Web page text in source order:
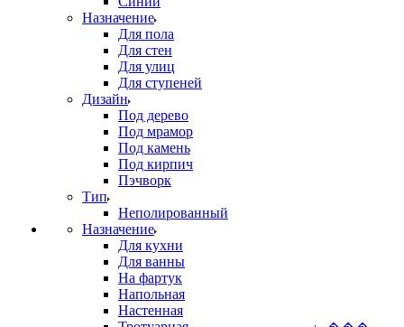
Назначение
Для пола
Для стен
Для улиц
Для ступеней
Дизайн
Под дерево
Под мрамор
Под камень
Под кирпич
Пэчворк
Тип
Неполированный
Назначение
Для кухни
Для ванны
На фартук
Напольная
Настенная